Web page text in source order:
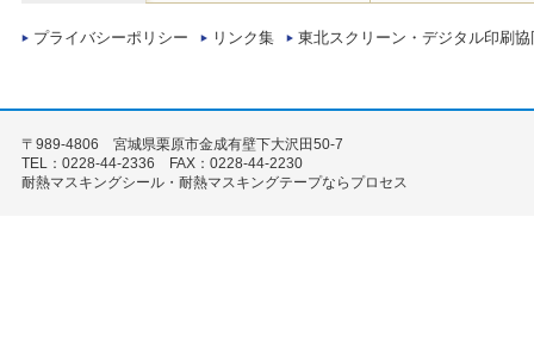
プライバシーポリシー リンク集 東北スクリーン・デジタル印刷協
〒989-4806 宮城県栗原市金成有壁下大沢田50-7
TEL：0228-44-2336 FAX：0228-44-2230
耐熱マスキングシール・耐熱マスキングテープならプロセス